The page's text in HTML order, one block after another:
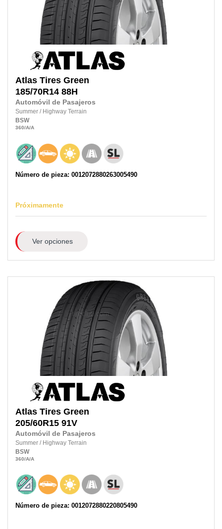
Atlas Tires Green
185/70R14 88H
Automóvil de Pasajeros
Summer / Highway Terrain
BSW
360/A/A
Número de pieza: 0012072880263005490
Próximamente
Ver opciones
Atlas Tires Green
205/60R15 91V
Automóvil de Pasajeros
Summer / Highway Terrain
BSW
360/A/A
Número de pieza: 0012072880220805490